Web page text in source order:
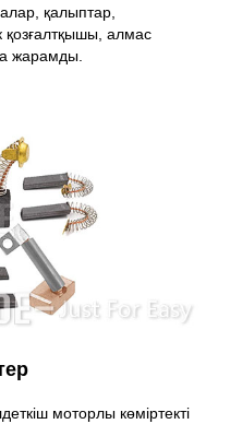
қалыптар,
қозғалтқышы, алмас
жарамды.
моторлы көміртекті